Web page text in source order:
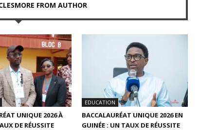
MORE FROM AUTHOR
UNIQUE 2026 À
DE RÉUSSITE
EDUCATION
BACCALAURÉAT UNIQUE 2026 EN
GUINÉE : UN TAUX DE RÉUSSITE